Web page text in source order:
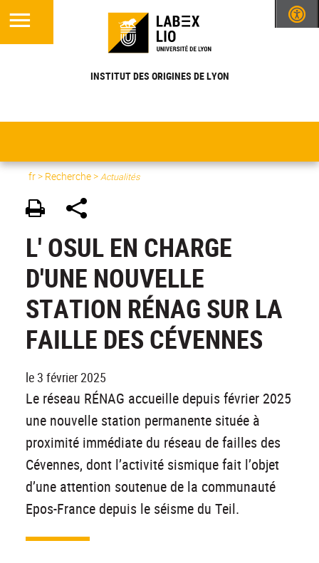
INSTITUT DES ORIGINES DE LYON
fr > Recherche>Actualités
L' OSUL EN CHARGE
D'UNE NOUVELLE
STATION RÉNAG SUR LA
FAILLE DES CÉVENNES
le 3 février 2025
Le réseau RÉNAG accueille depuis février 2025
une nouvelle station permanente située à
proximité immédiate du réseau de failles des
Cévennes, dont l’activité sismique fait l’objet
d’une attention soutenue de la communauté
Epos-France depuis le séisme du Teil.